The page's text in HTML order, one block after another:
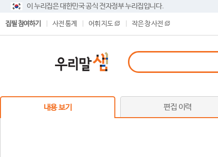
이 누리집은 대한민국 공식 전자정부 누리집입니다.
집필 참여하기 사전 통계 어휘 지도 작은 창 사전
내용 보기 편집 이력